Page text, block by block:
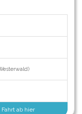
Fahrt ab hier